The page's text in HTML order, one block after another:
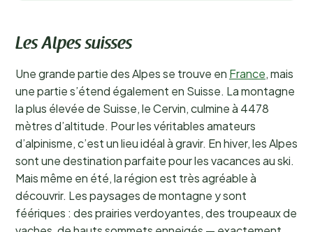
Les Alpes suisses
Une grande partie des Alpes se trouve en France, mais
une partie s’étend également en Suisse. La montagne
la plus élevée de Suisse, le Cervin, culmine à 4478
mètres d’altitude. Pour les véritables amateurs
d’alpinisme, c’est un lieu idéal à gravir. En hiver, les Alpes
sont une destination parfaite pour les vacances au ski.
Mais même en été, la région est très agréable à
découvrir. Les paysages de montagne y sont
féériques : des prairies verdoyantes, des troupeaux de